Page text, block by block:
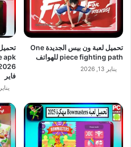
تحميل لعبة ون بيس الجديدة One
piece fighting path للهواتف
يناير 13, 2026
فاير
يناير 13, 2026